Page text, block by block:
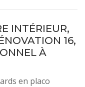
INTÉRIEUR,
16,
À
en placo